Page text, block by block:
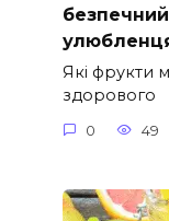
Які фрукти
здорового
0 49